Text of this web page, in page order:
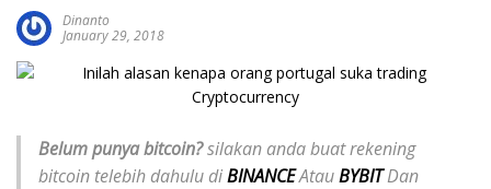
Dinanto
January 29, 2018
Belum punya bitcoin?silakan anda buat rekening
bitcoin telebih dahulu diBINANCEAtauBYBITDan